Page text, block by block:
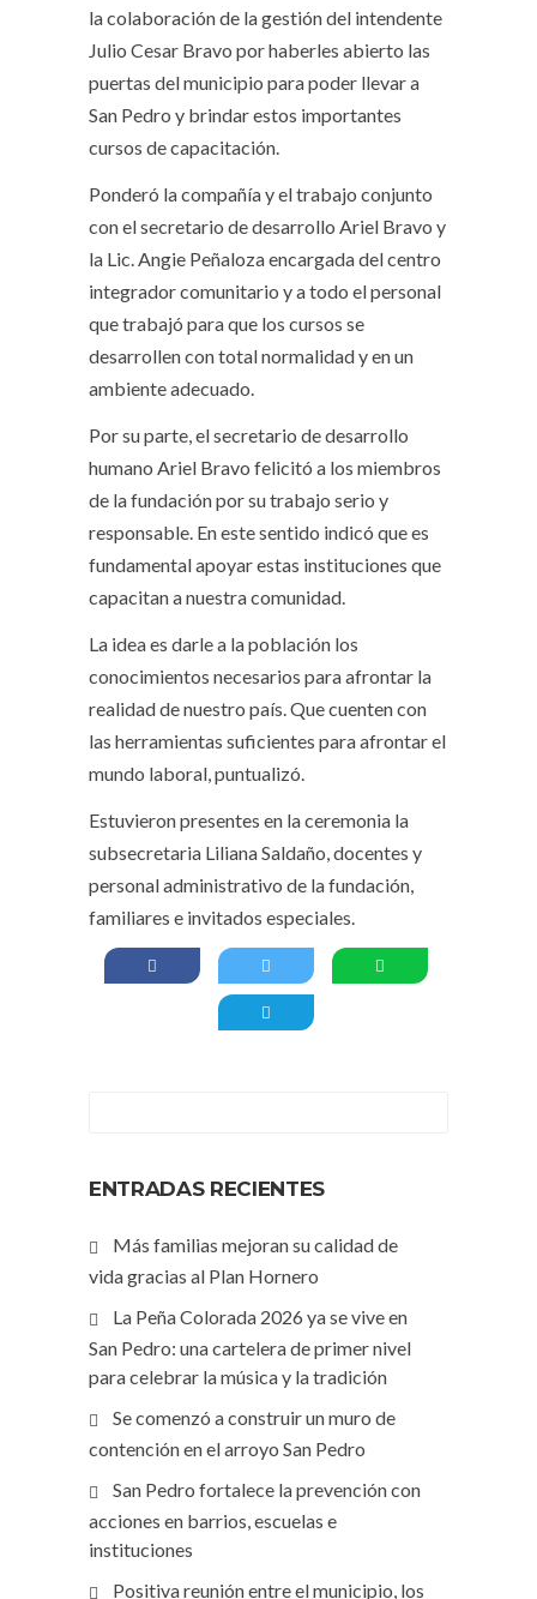
la colaboración de la gestión del intendente
Julio Cesar Bravo por haberles abierto las
puertas del municipio para poder llevar a
San Pedro y brindar estos importantes
cursos de capacitación.
Ponderó la compañía y el trabajo conjunto
con el secretario de desarrollo Ariel Bravo y
la Lic. Angie Peñaloza encargada del centro
integrador comunitario y a todo el personal
que trabajó para que los cursos se
desarrollen con total normalidad y en un
ambiente adecuado.
Por su parte, el secretario de desarrollo
humano Ariel Bravo felicitó a los miembros
de la fundación por su trabajo serio y
responsable. En este sentido indicó que es
fundamental apoyar estas instituciones que
capacitan a nuestra comunidad.
La idea es darle a la población los
conocimientos necesarios para afrontar la
realidad de nuestro país. Que cuenten con
las herramientas suficientes para afrontar el
mundo laboral, puntualizó.
Estuvieron presentes en la ceremonia la
subsecretaria Liliana Saldaño, docentes y
personal administrativo de la fundación,
familiares e invitados especiales.
ENTRADAS RECIENTES
Más familias mejoran su calidad de
vida gracias al Plan Hornero
La Peña Colorada 2026 ya se vive en
San Pedro: una cartelera de primer nivel
para celebrar la música y la tradición
Se comenzó a construir un muro de
contención en el arroyo San Pedro
San Pedro fortalece la prevención con
acciones en barrios, escuelas e
instituciones
Positiva reunión entre el municipio, los